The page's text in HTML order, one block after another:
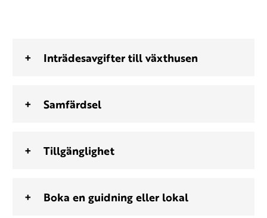
Inträdesavgifter till växthusen
Samfärdsel
Tillgänglighet
Boka en guidning eller lokal